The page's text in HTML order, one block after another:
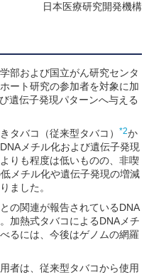
日本医療研究開発機構
部および国立がん研究センタ
ート研究の参加者を対象に加
遺伝子発現パターンへ与える
タバコ（従来型タバコ） *2か
メチル化および遺伝子発現
りも程度は低いものの、非喫
メチル化や遺伝子発現の増減
ました。
の関連が報告されているDNA
加熱式タバコによるDNAメチ
るには、今後はゲノムの網羅
者は、従来型タバコから使用